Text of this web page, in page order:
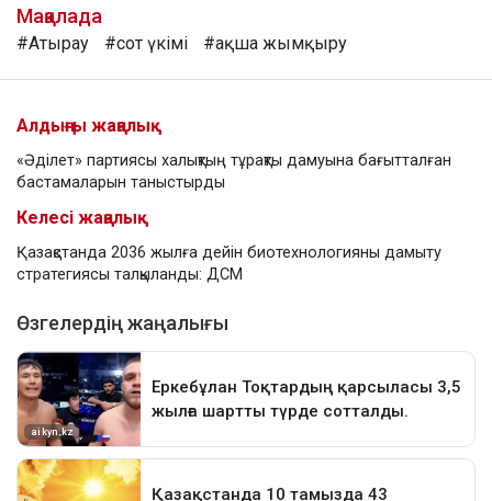
Мақалада
#Атырау #сот үкімі #ақша жымқыру
Алдыңғы жаңалық
«Әділет» партиясы халықтың тұрақты дамуына бағытталған
бастамаларын таныстырды
Келесі жаңалық
Қазақстанда 2036 жылға дейін биотехнологияны дамыту
стратегиясы талқыланды: ДСМ